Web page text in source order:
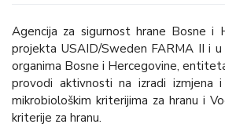
Agencija za sigurnost hrane Bosne i
projekta USAID/Sweden FARMA II i u
organima Bosne i Hercegovine,
provodi aktivnosti na izradi izmjena
mikrobiološkim kriterijima za hranu i
kriterije za hranu.